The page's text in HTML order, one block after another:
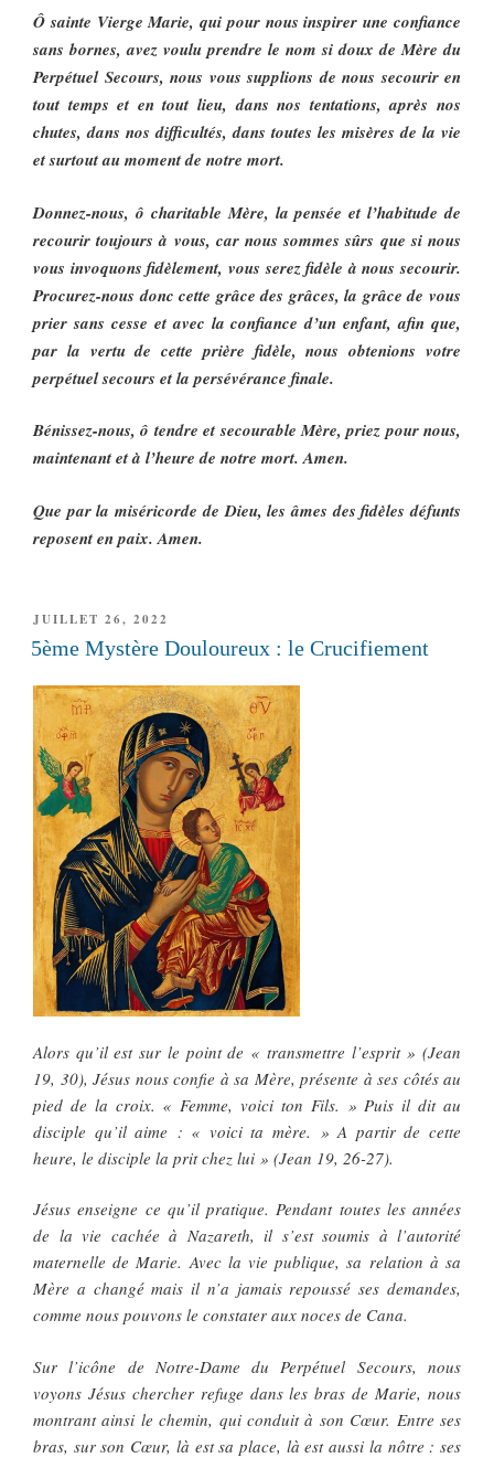
Ô sainte Vierge Marie, qui pour nous inspirer une confiance
sans bornes, avez voulu prendre le nom si doux de Mère du
Perpétuel Secours, nous vous supplions de nous secourir en
tout temps et en tout lieu, dans nos tentations, après nos
chutes, dans nos difficultés, dans toutes les misères de la vie
et surtout au moment de notre mort.
Donnez-nous, ô charitable Mère, la pensée et l’habitude de
recourir toujours à vous, car nous sommes sûrs que si nous
vous invoquons fidèlement, vous serez fidèle à nous secourir.
Procurez-nous donc cette grâce des grâces, la grâce de vous
prier sans cesse et avec la confiance d’un enfant, afin que,
par la vertu de cette prière fidèle, nous obtenions votre
perpétuel secours et la persévérance finale.
Bénissez-nous, ô tendre et secourable Mère, priez pour nous,
maintenant et à l’heure de notre mort. Amen.
Que par la miséricorde de Dieu, les âmes des fidèles défunts
reposent en paix. Amen.
PUBLIÉ
LE
JUILLET 26, 2022
5ème Mystère Douloureux : le Crucifiement
Alors qu’il est sur le point de « transmettre l’esprit » (Jean
19, 30), Jésus nous confie à sa Mère, présente à ses côtés au
pied de la croix. « Femme, voici ton Fils. » Puis il dit au
disciple qu’il aime : « voici ta mère. » A partir de cette
heure, le disciple la prit chez lui » (Jean 19, 26-27).
Jésus enseigne ce qu’il pratique. Pendant toutes les années
de la vie cachée à Nazareth, il s’est soumis à l’autorité
maternelle de Marie. Avec la vie publique, sa relation à sa
Mère a changé mais il n’a jamais repoussé ses demandes,
comme nous pouvons le constater aux noces de Cana.
Sur l’icône de Notre-Dame du Perpétuel Secours, nous
voyons Jésus chercher refuge dans les bras de Marie, nous
montrant ainsi le chemin, qui conduit à son Cœur. Entre ses
bras, sur son Cœur, là est sa place, là est aussi la nôtre : ses